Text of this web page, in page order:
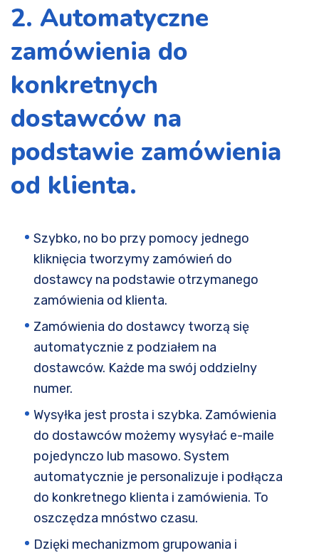
2. Automatyczne
zamówienia do
konkretnych
dostawców na
podstawie zamówienia
od klienta.
Szybko, no bo przy pomocy jednego
kliknięcia tworzymy zamówień do
dostawcy na podstawie otrzymanego
zamówienia od klienta.
Zamówienia do dostawcy tworzą się
automatycznie z podziałem na
dostawców. Każde ma swój oddzielny
numer.
Wysyłka jest prosta i szybka. Zamówienia
do dostawców możemy wysyłać e-maile
pojedynczo lub masowo. System
automatycznie je personalizuje i podłącza
do konkretnego klienta i zamówienia. To
oszczędza mnóstwo czasu.
Dzięki mechanizmom grupowania i